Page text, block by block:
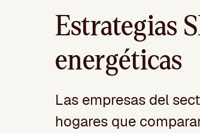
Estrategias
energéticas
Las empresas del
hogares que